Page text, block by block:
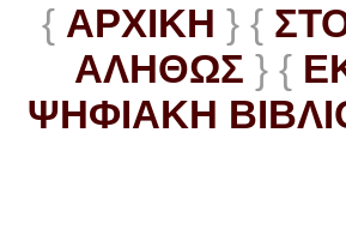
{ ΑΡΧΙΚΗ } {
ΑΛΗΘΩΣ } {
ΨΗΦΙΑΚΗ